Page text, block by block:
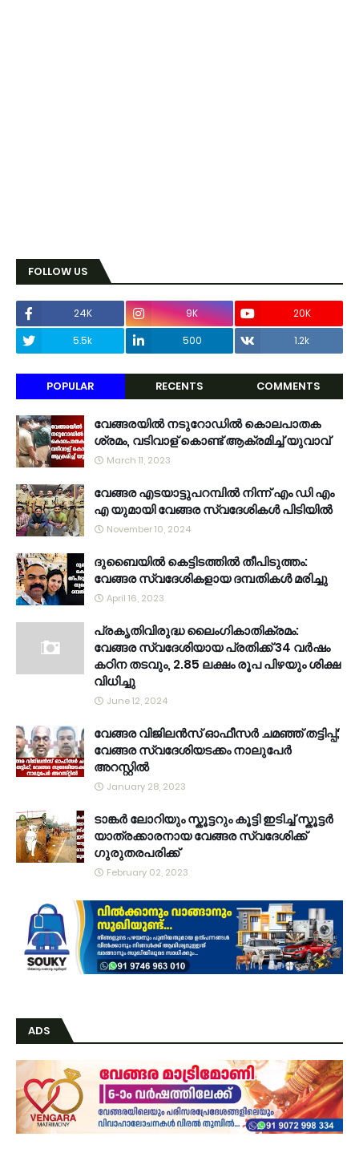
FOLLOW US
24K 9K
20K
5.5k
500 1.2k
POPULAR RECENTS COMMENTS
വേങ്ങരയിൽ നടുറോഡിൽ കൊലപാതക
ശ്രമം, വടിവാള് കൊണ്ട് ആക്രമിച്ച് യുവാവ്
March 11, 2023
വേങ്ങര എടയാട്ടുപറമ്പിൽ നിന്ന് എം ഡി എം
എ യുമായി വേങ്ങര സ്വദേശികൾ പിടിയിൽ
November 10, 2024
ദുബൈയിൽ കെട്ടിടത്തിൽ തീപിടുത്തം:
വേങ്ങര സ്വദേശികളായ ദമ്പതികൾ മരിച്ചു
April 16, 2023
പ്രകൃതിവിരുദ്ധ ലൈംഗികാതിക്രമം:
വേങ്ങര സ്വദേശിയായ പ്രതിക്ക് 34 വര്‍ഷം
കഠിന തടവും, 2.85 ലക്ഷം രൂപ പിഴയും ശിക്ഷ
വിധിച്ചു
June 12, 2024
വേങ്ങര വിജിലൻസ് ഓഫീസർ ചമഞ്ഞ് തട്ടിപ്പ്;
വേങ്ങര സ്വദേശിയടക്കം നാലുപേർ
അറസ്റ്റിൽ
January 28, 2023
ടാങ്കർ ലോറിയും സ്കൂട്ടറും കൂട്ടി ഇടിച്ച് സ്കൂട്ടർ
യാത്രക്കാരനായ വേങ്ങര സ്വദേശിക്ക്
ഗുരുതരപരിക്ക്
February 02, 2023
ADS